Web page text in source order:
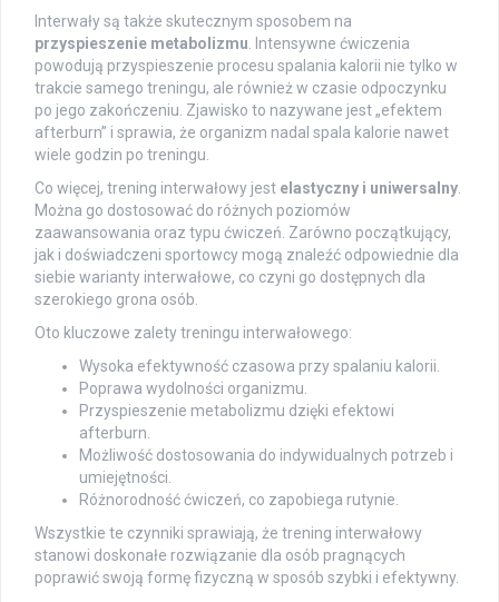
Interwały są także skutecznym sposobem na
przyspieszenie metabolizmu . Intensywne ćwiczenia
powodują przyspieszenie procesu spalania kalorii nie tylko w
trakcie samego treningu, ale również w czasie odpoczynku
po jego zakończeniu. Zjawisko to nazywane jest „efektem
afterburn” i sprawia, że organizm nadal spala kalorie nawet
wiele godzin po treningu.
Co więcej, trening interwałowy jest elastyczny i uniwersalny
Można go dostosować do różnych poziomów
zaawansowania oraz typu ćwiczeń. Zarówno początkujący,
jak i doświadczeni sportowcy mogą znaleźć odpowiednie dla
siebie warianty interwałowe, co czyni go dostępnych dla
szerokiego grona osób.
Oto kluczowe zalety treningu interwałowego:
Wysoka efektywność czasowa przy spalaniu kalorii.
Poprawa wydolności organizmu.
Przyspieszenie metabolizmu dzięki efektowi
afterburn.
Możliwość dostosowania do indywidualnych potrzeb i
umiejętności.
Różnorodność ćwiczeń, co zapobiega rutynie.
Wszystkie te czynniki sprawiają, że trening interwałowy
stanowi doskonałe rozwiązanie dla osób pragnących
poprawić swoją formę fizyczną w sposób szybki i efektywny.